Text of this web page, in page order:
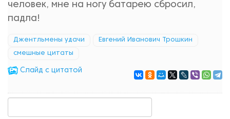
человек, мне на ногу батарею сбросил,
падла!
Джентльмены удачи Евгений Иванович Трошкин
смешные цитаты
Cлайд с цитатой